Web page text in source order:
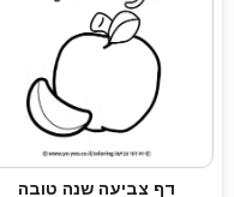
דף צביעה שנה טובה